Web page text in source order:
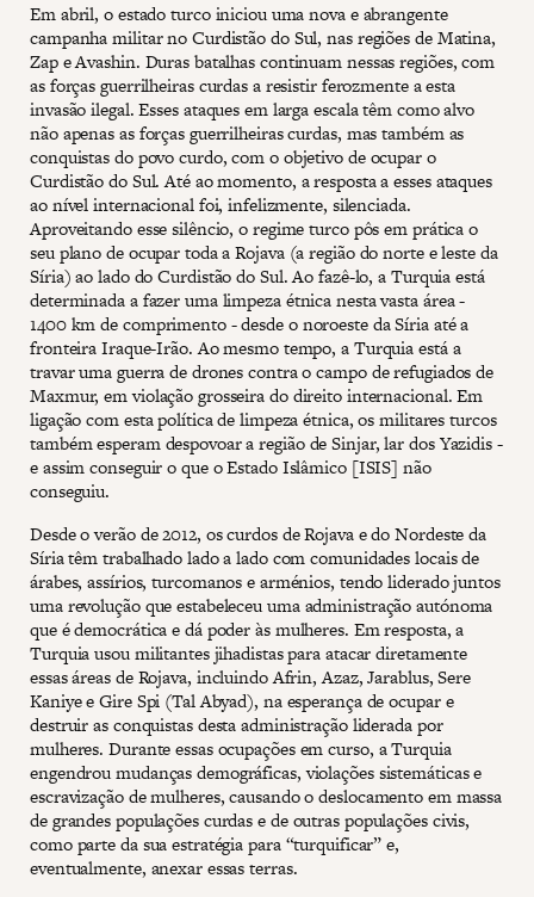
Em abril, o estado turco iniciou uma nova e abrangente
campanha militar no Curdistão do Sul, nas regiões de Matina,
Zap e Avashin. Duras batalhas continuam nessas regiões, com
as forças guerrilheiras curdas a resistir ferozmente a esta
invasão ilegal. Esses ataques em larga escala têm como alvo
não apenas as forças guerrilheiras curdas, mas também as
conquistas do povo curdo, com o objetivo de ocupar o
Curdistão do Sul. Até ao momento, a resposta a esses ataques
ao nível internacional foi, infelizmente, silenciada.
Aproveitando esse silêncio, o regime turco pôs em prática o
seu plano de ocupar toda a Rojava (a região do norte e leste da
Síria) ao lado do Curdistão do Sul. Ao fazê-lo, a Turquia está
determinada a fazer uma limpeza étnica nesta vasta área -
1400 km de comprimento - desde o noroeste da Síria até a
fronteira Iraque-Irão. Ao mesmo tempo, a Turquia está a
travar uma guerra de drones contra o campo de refugiados de
Maxmur, em violação grosseira do direito internacional. Em
ligação com esta política de limpeza étnica, os militares turcos
também esperam despovoar a região de Sinjar, lar dos Yazidis -
e assim conseguir o que o Estado Islâmico [ISIS] não
conseguiu.
Desde o verão de 2012, os curdos de Rojava e do Nordeste da
Síria têm trabalhado lado a lado com comunidades locais de
árabes, assírios, turcomanos e arménios, tendo liderado juntos
uma revolução que estabeleceu uma administração autónoma
que é democrática e dá poder às mulheres. Em resposta, a
Turquia usou militantes jihadistas para atacar diretamente
essas áreas de Rojava, incluindo Afrin, Azaz, Jarablus, Sere
Kaniye e Gire Spi (Tal Abyad), na esperança de ocupar e
destruir as conquistas desta administração liderada por
mulheres. Durante essas ocupações em curso, a Turquia
engendrou mudanças demográficas, violações sistemáticas e
escravização de mulheres, causando o deslocamento em massa
de grandes populações curdas e de outras populações civis,
como parte da sua estratégia para “turquificar” e,
eventualmente, anexar essas terras.